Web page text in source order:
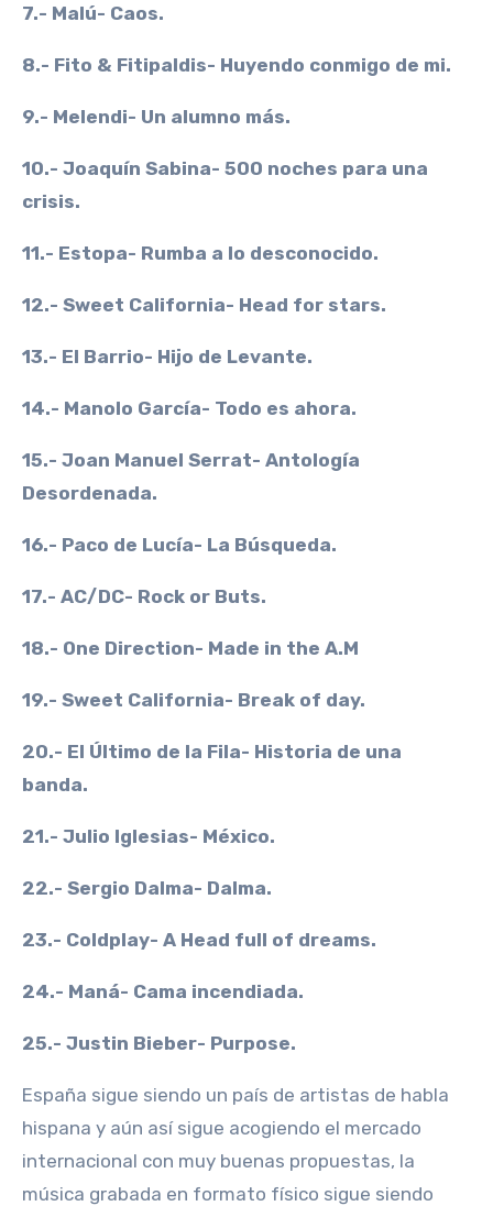
7.- Malú- Caos.
8.- Fito & Fitipaldis- Huyendo conmigo de mi.
9.- Melendi- Un alumno más.
10.- Joaquín Sabina- 500 noches para una
crisis.
11.- Estopa- Rumba a lo desconocido.
12.- Sweet California- Head for stars.
13.- El Barrio- Hijo de Levante.
14.- Manolo García- Todo es ahora.
15.- Joan Manuel Serrat- Antología
Desordenada.
16.- Paco de Lucía- La Búsqueda.
17.- AC/DC- Rock or Buts.
18.- One Direction- Made in the A.M
19.- Sweet California- Break of day.
20.- El Último de la Fila- Historia de una
banda.
21.- Julio Iglesias- México.
22.- Sergio Dalma- Dalma.
23.- Coldplay- A Head full of dreams.
24.- Maná- Cama incendiada.
25.- Justin Bieber- Purpose.
España sigue siendo un país de artistas de habla
hispana y aún así sigue acogiendo el mercado
internacional con muy buenas propuestas, la
música grabada en formato físico sigue siendo